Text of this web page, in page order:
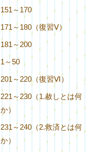
151～170
171～180（復習Ⅴ）
181～200
1～50
201～220（復習Ⅵ）
221～230（1.赦しとは何
か）
231～240（2.救済とは何
か）